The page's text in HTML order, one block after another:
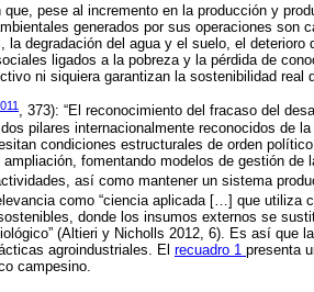
que, pese al incremento en la producción y
generados por sus operaciones
la degradación del agua y el suelo, el
ligados a la pobreza y la pérdida de
ni siquiera garantizan la sostenibilidad real
, 373): “El reconocimiento del fracaso del
pilares internacionalmente reconocidos de
condiciones estructurales de orden
fomentando modelos de gestión
así como mantener un sistema
como “ciencia aplicada […] que utiliza
donde los insumos externos se
(Altieri y Nicholls 2012, 6). Es así que
agroindustriales. El recuadro 1 presenta
campesino.